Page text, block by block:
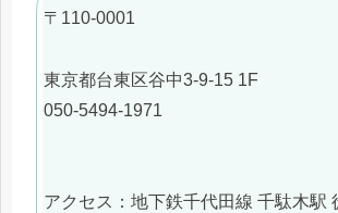
〒110-0001
東京都台東区谷中3-9-15 1F
050-5494-1971
アクセス：地下鉄千代田線 千駄木駅